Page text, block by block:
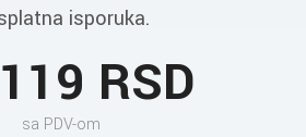
isporuka.
RSD
sa PDV-om